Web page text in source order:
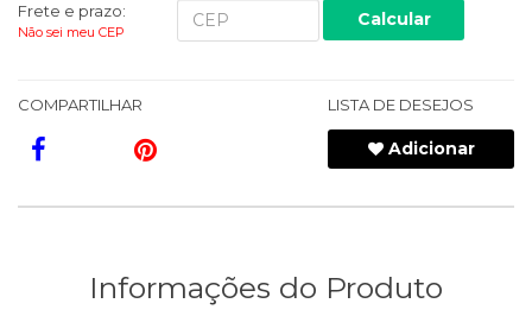
Frete e prazo:
Não sei meu CEP
Calcular
COMPARTILHAR LISTA DE DESEJOS
Adicionar
Informações do Produto